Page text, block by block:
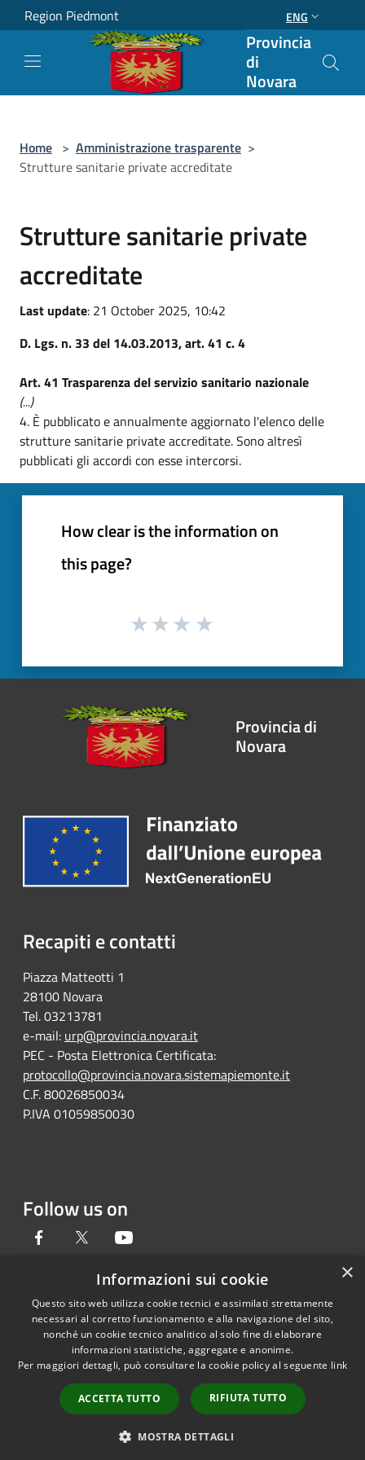
Salta al contenuto principale
Region Piedmont ENG
Provincia
di
Novara
Home > Amministrazione trasparente >
Strutture sanitarie private accreditate
Strutture sanitarie private
accreditate
Last update: 21 October 2025, 10:42
D. Lgs. n. 33 del 14.03.2013, art. 41 c. 4
Art. 41 Trasparenza del servizio sanitario nazionale
(...)
4. È pubblicato e annualmente aggiornato l'elenco delle
strutture sanitarie private accreditate. Sono altresì
pubblicati gli accordi con esse intercorsi.
How clear is the information on
this page?
Provincia di
Novara
Recapiti e contatti
Piazza Matteotti 1
28100 Novara
Tel. 03213781
e-mail: urp@provincia.novara.it
PEC - Posta Elettronica Certificata:
protocollo@provincia.novara.sistemapiemonte.it
C.F. 80026850034
P.IVA 01059850030
Follow us on
Facebook Twitter
RSS
Accessibility
Cookie
Sitemap
Dichiarazione di
Copyright © 2026 • Provincia di
Novara • Powered by
Municipium•
access
×
Informazioni sui cookie
Questo sito web utilizza cookie tecnici e assimilati strettamente
necessari al corretto funzionamento e alla navigazione del sito,
nonché un cookie tecnico analitico al solo fine di elaborare
informazioni statistiche, aggregate e anonime.
Per maggiori dettagli, può consultare la cookie policy al seguente link
ACCETTA TUTTO RIFIUTA TUTTO
MOSTRA DETTAGLI